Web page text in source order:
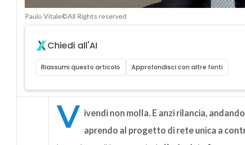
Paulo Vitale©All Rights reserved
Chiedi all'AI
Riassumi questo articolo Approfondisci con altre fonti
V ivendi non molla. E anzi rilancia,
aprendo al progetto di rete unica a